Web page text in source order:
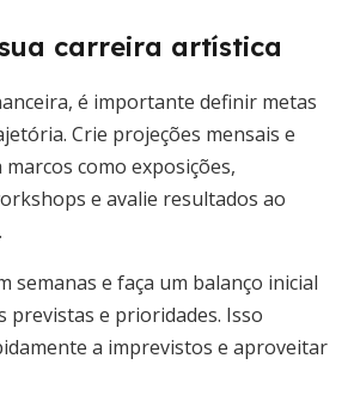
carreira artística
é importante definir metas
Crie projeções mensais e
como exposições,
e avalie resultados ao
semanas e faça um balanço inicial
previstas e prioridades. Isso
a imprevistos e aproveitar